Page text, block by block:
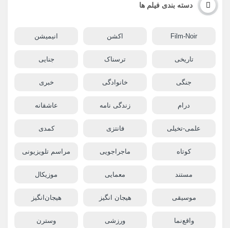
دسته بندی فیلم ها
Film-Noir اکشن انیمیشن
تاریخی ترسناک جنایی
جنگی خانوادگی خبری
درام زندگی نامه عاشقانه
علمی-تخیلی فانتزی کمدی
کوتاه ماجراجویی مراسم تلویزیونی
مستند معمایی موزیکال
موسیقی هیجان انگیز هیجان‌انگیز
واقع‌نما ورزشی وسترن